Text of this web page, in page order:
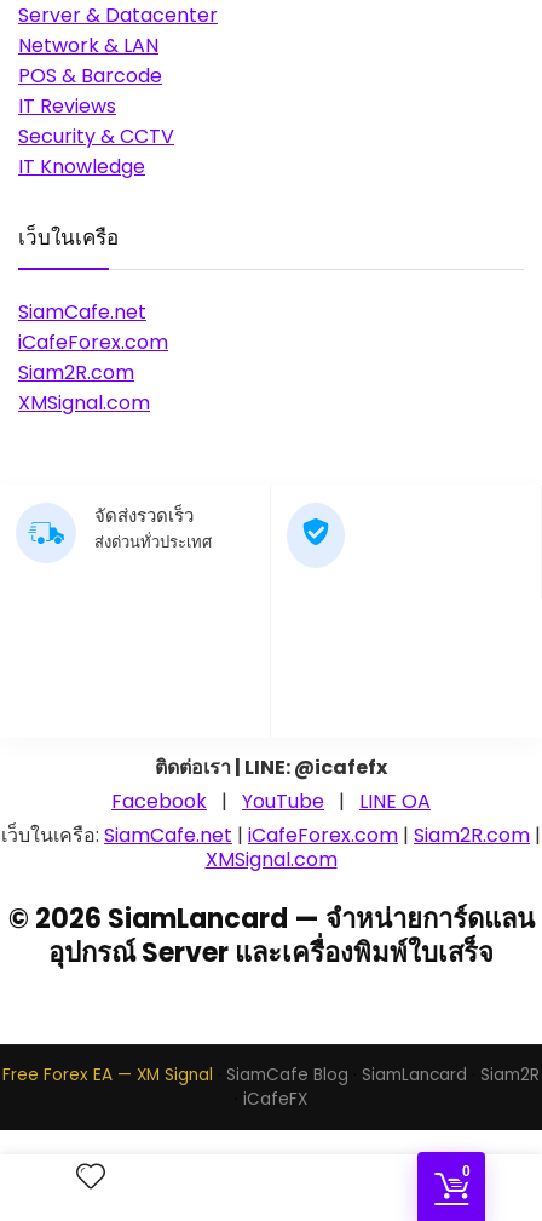
0
Server & Datacenter
Network & LAN
POS & Barcode
IT Reviews
Security & CCTV
IT Knowledge
เว็บในเครือ
SiamCafe.net
iCafeForex.com
Siam2R.com
XMSignal.com
จัดส่งรวดเร็ว
ส่งด่วนทั่วประเทศ
ติดต่อเรา | LINE: @icafefx
Facebook | YouTube |
LINE OA
เว็บในเครือ: SiamCafe.net | iCafeForex.com | Siam2R.com |
XMSignal.com
© 2026 SiamLancard — จำหน่ายการ์ดแลน
อุปกรณ์ Server และเครื่องพิมพ์ใบเสร็จ
Free Forex EA — XM Signal SiamCafe Blog SiamLancard
Siam2R
iCafeFX
iCafeForex.com - สอนเทรด Forex SiamCafe.net